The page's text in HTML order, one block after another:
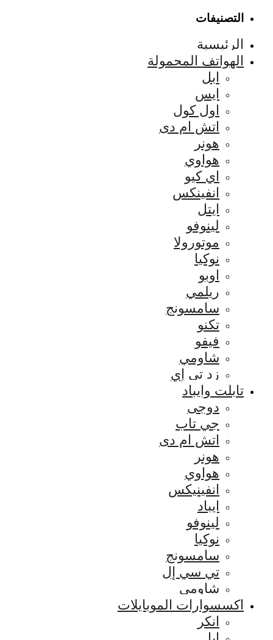
التصنيفات
الرئيسية
الهواتف المحمولة
ابل
ايس
اول كول
اتش ام دى
هونر
هواوي
اي كيو
انفينكس
ايتل
لينوفو
موتورولا
نوكيا
اوبو
ريلمي
سامسونج
تكنو
فيفو
شاومي
زد تي إي
تابلت وايباد
دوجى
جي تاب
اتش ام دى
هونر
هواوي
انفينيكس
ايباد
لينوفو
نوكيا
سامسونج
تي سي إل
شاومي
اكسسوارات الموبايلات
انكر